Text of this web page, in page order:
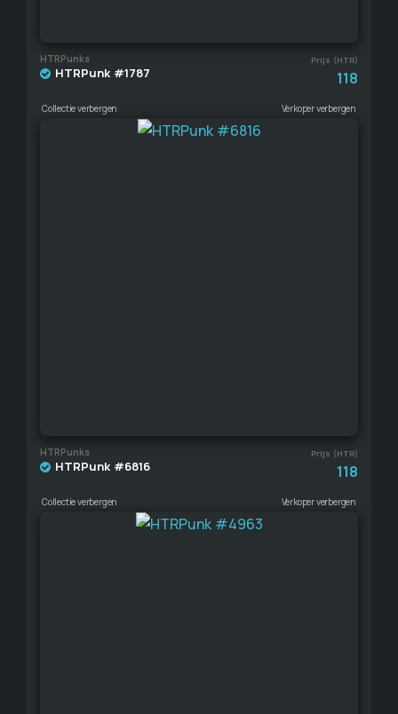
HTRPunks Prijs (HTR)
HTRPunk #1787 118
Collectie verbergen Verkoper verbergen
HTRPunks Prijs (HTR)
HTRPunk #6816 118
Collectie verbergen Verkoper verbergen